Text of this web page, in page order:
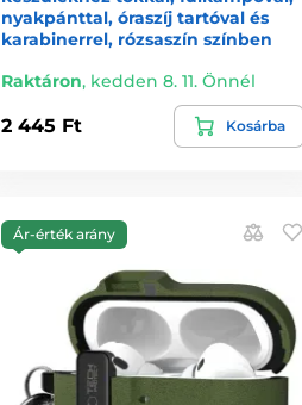
nyakpánttal, óraszíj tartóval és
karabinerrel, rózsaszín színben
Raktáron, kedden 8. 11. Önnél
2 445 Ft Kosárba
Ár-érték arány